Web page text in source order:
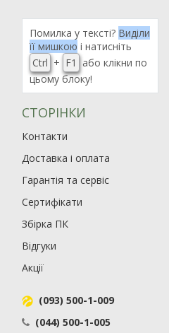
Помилка у тексті? Виділи
її мишкою і натисніть
Ctrl + F1
або клікни по
цьому блоку!
СТОРІНКИ
Контакти
Доставка і оплата
Гарантія та сервіс
Сертифікати
Збірка ПК
Відгуки
Акції
(093) 500-1-009
(044) 500-1-005